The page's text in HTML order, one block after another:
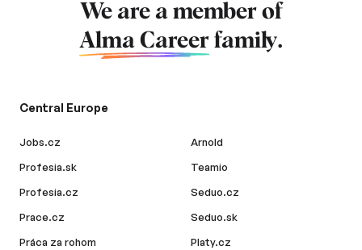
We are a member of
Alma Career family.
Central Europe
Jobs.cz
Profesia.sk
Profesia.cz
Prace.cz
Práca za rohom
Arnold
Teamio
Seduo.cz
Seduo.sk
Platy.cz